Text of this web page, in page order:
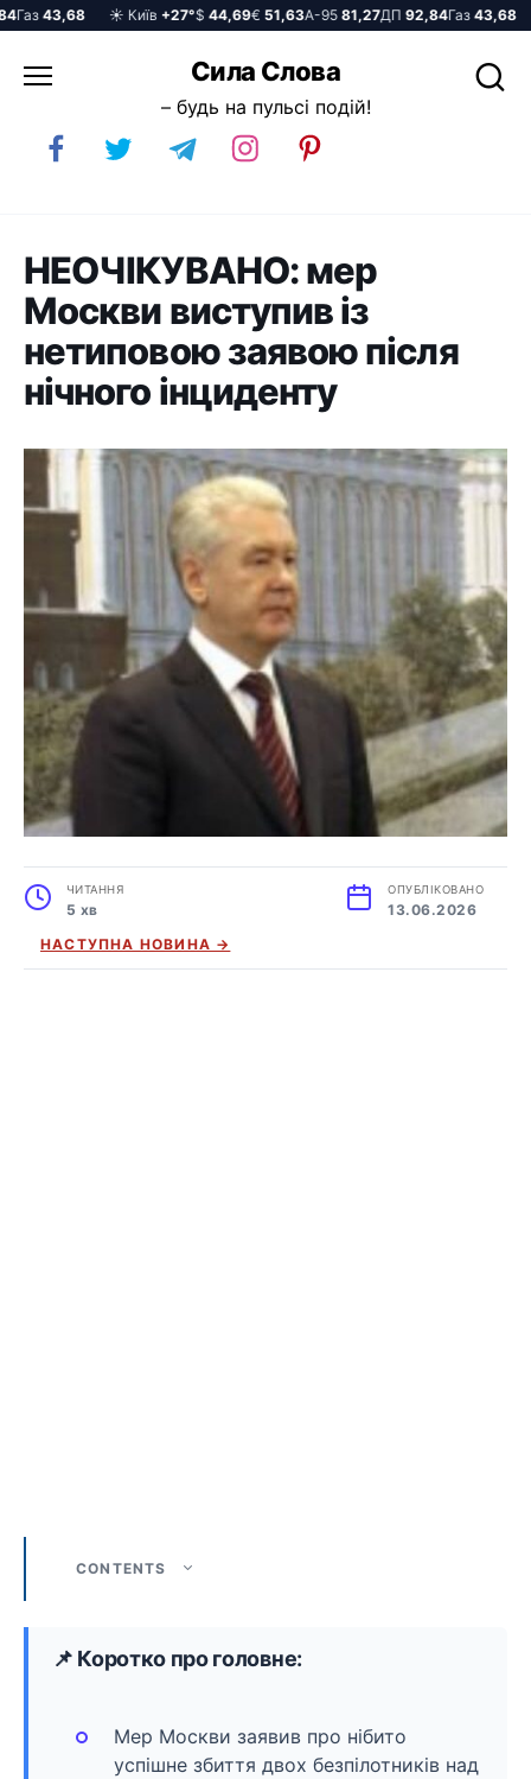
43,68 ☀️ Київ+27°$44,69€51,63А-9581,27ДП92,84Газ43,68 ☀️
до
Сила Слова
– будь на пульсі подій!
НЕОЧІКУВАНО: мер
Москви виступив із
нетиповою заявою після
нічного інциденту
ЧИТАННЯ
5 хв
ОПУБЛІКОВАНО
13.06.2026
НАСТУПНА НОВИНА →
CONTENTS
📌 Коротко про головне:
Мер Москви заявив про нібито
успішне збиття двох безпілотників над